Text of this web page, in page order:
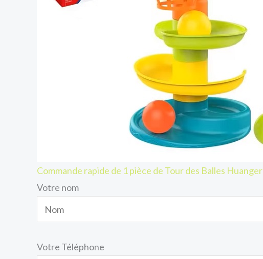
Commande rapide de 1 pièce de Tour des Balles Huanger
Votre nom
Votre Téléphone